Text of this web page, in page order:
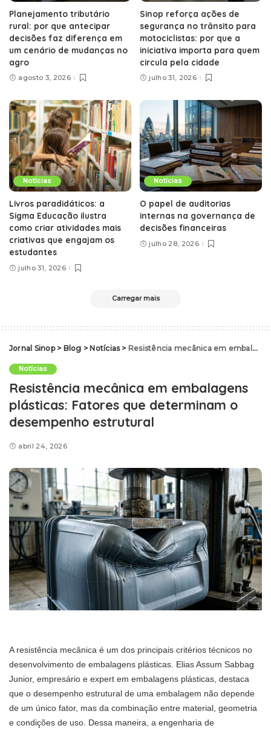
Planejamento tributário
rural: por que antecipar
decisões faz diferença em
um cenário de mudanças no
agro
agosto 3, 2026
Sinop reforça ações de
segurança no trânsito para
motociclistas: por que a
iniciativa importa para quem
circula pela cidade
julho 31, 2026
Notícias
Livros paradidáticos: a
Sigma Educação ilustra
como criar atividades mais
criativas que engajam os
estudantes
julho 31, 2026
Notícias
O papel de auditorias
internas na governança de
decisões financeiras
julho 28, 2026
Carregar mais
Jornal Sinop> Blog > Notícias> Resistência mecânica em embalagens plásticas: Fatores que determinam o desempenho estrutural
Notícias
Resistência mecânica em embalagens
plásticas: Fatores que determinam o
desempenho estrutural
abril 24, 2026
A resistência mecânica é um dos principais critérios técnicos no
desenvolvimento de embalagens plásticas. Elias Assum Sabbag
Junior, empresário e expert em embalagens plásticas, destaca
que o desempenho estrutural de uma embalagem não depende
de um único fator, mas da combinação entre material, geometria
e condições de uso. Dessa maneira, a engenharia de